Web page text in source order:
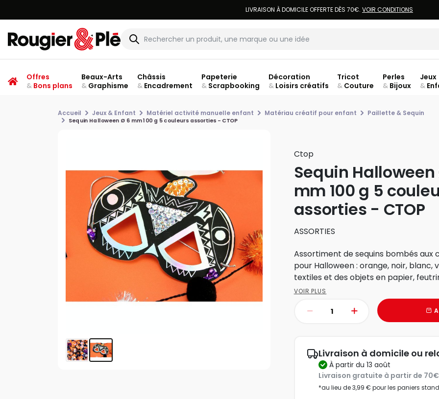
LIVRAISON À DOMICILE OFFERTE DÈS 70€. VOIR CONDITIONS
Offres
&Bons plans
Beaux-Arts
&Graphisme
Châssis
&Encadrement
Papeterie
&Scrapbooking
Décoration
&Loisirs créatifs
Tricot
& Couture
Perles
& Bijoux
Jeux
&
Accueil Jeux & Enfant Matériel activité manuelle enfant Matériau créatif pour enfant Paillette & Sequin
Sequin Halloween Ø 6 mm 100 g 5 couleurs assorties - CTOP
Ctop
Sequin
mm 100 g 5
assorties - CTOP
ASSORTIES
Assortiment de sequins bombés aux
pour Halloween : orange, noir, blanc,
textiles et des objets en papier,
VOIR PLUS
Livraison à domicile ou
à partir du 13 août
Livraison gratuite à partir de
*au lieu de 3,99 € pour les paniers